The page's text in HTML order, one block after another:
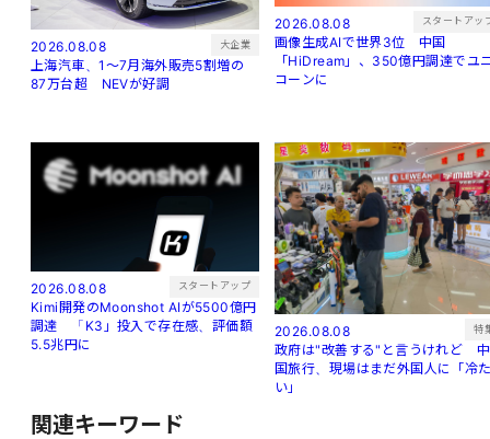
2026.08.08 大企業
上海汽車、1～7月海外販売5割増の
87万台超 NEVが好調
2026.08.08 スタートアッ
画像生成AIで世界3位 中国
「HiDream」、350億円調達でユ
コーンに
2026.08.08 スタートアップ
Kimi開発のMoonshot AIが5500億円
調達 「K3」投入で存在感、評価額
5.5兆円に
2026.08.08 特
政府は"改善する"と言うけれど 中
国旅行、現場はまだ外国人に「冷
い」
関連キーワード